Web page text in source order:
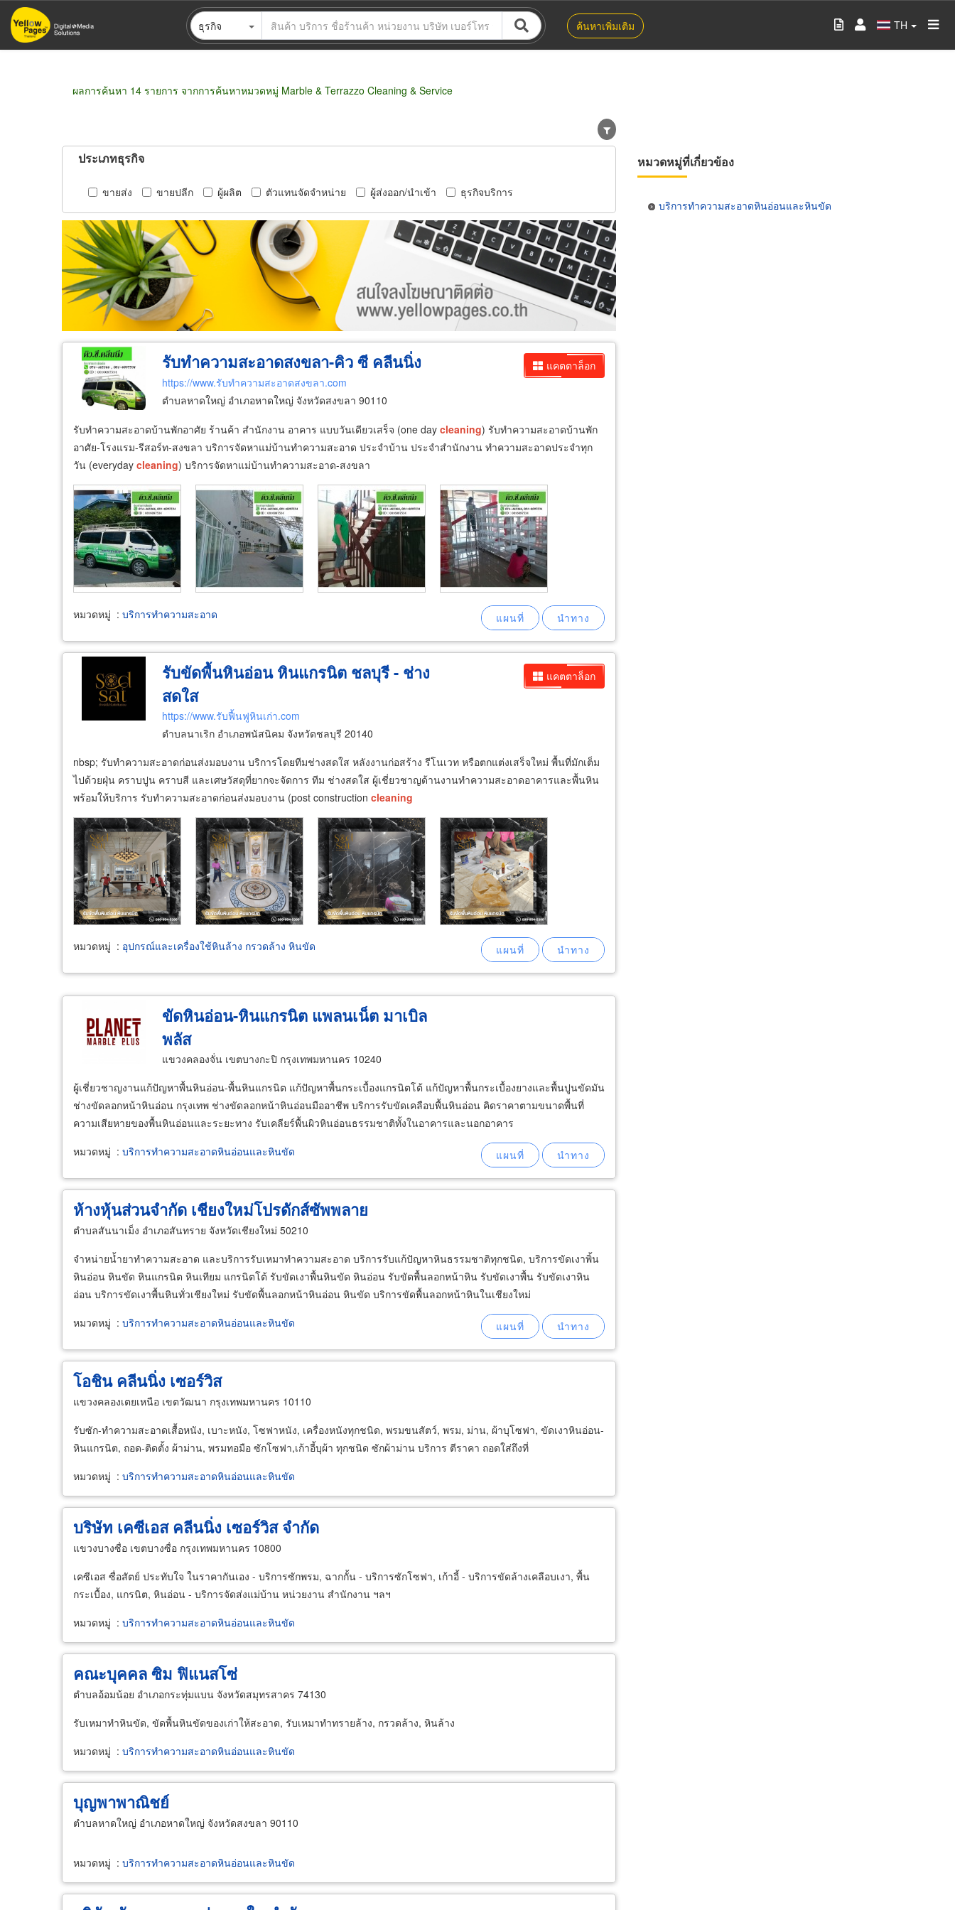
ข้าม
ไป
ธุรกิจ ค้นหาเพิ่มเติม TH
ผลการค้นหา 14 รายการ จากการค้นหาหมวดหมู่ Marble & Terrazzo Cleaning & Service
ประเภทธุรกิจ
ขายส่ง ขายปลีก ผู้ผลิต ตัวแทนจัดจำหน่าย ผู้ส่งออก/นำเข้า ธุรกิจบริการ
แคตตาล็อก
รับทำความสะอาดสงขลา-คิว ซี คลีนนิ่ง
https://www.รับทำความสะอาดสงขลา.com
ตำบลหาดใหญ่ อำเภอหาดใหญ่ จังหวัดสงขลา 90110
รับทำความสะอาดบ้านพักอาศัย ร้านค้า สำนักงาน อาคาร แบบวันเดียวเสร็จ (one day cleaning) รับทำความสะอาดบ้านพัก
อาศัย-โรงแรม-รีสอร์ท-สงขลา บริการจัดหาแม่บ้านทำความสะอาด ประจำบ้าน ประจำสำนักงาน ทำความสะอาดประจำทุก
วัน (everyday cleaning) บริการจัดหาแม่บ้านทำความสะอาด-สงขลา
หมวดหมู่ : บริการทำความสะอาด
แคตตาล็อก
รับขัดพื้นหินอ่อน หินแกรนิต ชลบุรี - ช่าง
สดใส
https://www.รับฟื้นฟูหินเก่า.com
ตำบลนาเริก อำเภอพนัสนิคม จังหวัดชลบุรี 20140
nbsp; รับทำความสะอาดก่อนส่งมอบงาน บริการโดยทีมช่างสดใส หลังงานก่อสร้าง รีโนเวท หรือตกแต่งเสร็จใหม่ พื้นที่มักเต็ม
ไปด้วยฝุ่น คราบปูน คราบสี และเศษวัสดุที่ยากจะจัดการ ทีม ช่างสดใส ผู้เชี่ยวชาญด้านงานทำความสะอาดอาคารและพื้นหิน
พร้อมให้บริการ รับทำความสะอาดก่อนส่งมอบงาน (post construction cleaning
หมวดหมู่ : อุปกรณ์และเครื่องใช้หินล้าง กรวดล้าง หินขัด
ขัดหินอ่อน-หินแกรนิต แพลนเน็ต มาเบิล
พลัส
แขวงคลองจั่น เขตบางกะปิ กรุงเทพมหานคร 10240
ผู้เชี่ยวชาญงานแก้ปัญหาพื้นหินอ่อน-พื้นหินแกรนิต แก้ปัญหาพื้นกระเบื้องแกรนิตโต้ แก้ปัญหาพื้นกระเบื้องยางและพื้นปูนขัดมัน
ช่างขัดลอกหน้าหินอ่อน กรุงเทพ ช่างขัดลอกหน้าหินอ่อนมืออาชีพ บริการรับขัดเคลือบพื้นหินอ่อน คิดราคาตามขนาดพื้นที่
ความเสียหายของพื้นหินอ่อนและระยะทาง รับเคลียร์พื้นผิวหินอ่อนธรรมชาติทั้งในอาคารและนอกอาคาร
หมวดหมู่ : บริการทำความสะอาดหินอ่อนและหินขัด
ห้างหุ้นส่วนจำกัด เชียงใหม่โปรดักส์ซัพพลาย
ตำบลสันนาเม็ง อำเภอสันทราย จังหวัดเชียงใหม่ 50210
จำหน่ายน้ำยาทำความสะอาด และบริการรับเหมาทำความสะอาด บริการรับแก้ปัญหาหินธรรมชาติทุกชนิด, บริการขัดเงาพิ้น
หินอ่อน หินขัด หินแกรนิต หินเทียม แกรนิตโต้ รับขัดเงาพื้นหินขัด หินอ่อน รับขัดพื้นลอกหน้าหิน รับขัดเงาพื้น รับขัดเงาหิน
อ่อน บริการขัดเงาพื้นหินทั่วเชียงใหม่ รับขัดพื้นลอกหน้าหินอ่อน หินขัด บริการขัดพื้นลอกหน้าหินในเชียงใหม่
หมวดหมู่ : บริการทำความสะอาดหินอ่อนและหินขัด
โอชิน คลีนนิ่ง เซอร์วิส
แขวงคลองเตยเหนือ เขตวัฒนา กรุงเทพมหานคร 10110
รับซัก-ทำความสะอาดเสื้อหนัง, เบาะหนัง, โซฟาหนัง, เครื่องหนังทุกชนิด, พรมขนสัตว์, พรม, ม่าน, ผ้าบุโซฟา, ขัดเงาหินอ่อน-
หินแกรนิต, ถอด-ติดตั้ง ผ้าม่าน, พรมทอมือ ซักโซฟา,เก้าอี้บุผ้า ทุกชนิด ซักผ้าม่าน บริการ ตีราคา ถอดใส่ถึงที่
หมวดหมู่ : บริการทำความสะอาดหินอ่อนและหินขัด
บริษัท เคซีเอส คลีนนิ่ง เซอร์วิส จำกัด
แขวงบางซื่อ เขตบางซื่อ กรุงเทพมหานคร 10800
เคซีเอส ซื่อสัตย์ ประทับใจ ในราคากันเอง - บริการซักพรม, ฉากกั้น - บริการซักโซฟา, เก้าอี้ - บริการขัดล้างเคลือบเงา, พื้น
กระเบื้อง, แกรนิต, หินอ่อน - บริการจัดส่งแม่บ้าน หน่วยงาน สำนักงาน ฯลฯ
หมวดหมู่ : บริการทำความสะอาดหินอ่อนและหินขัด
คณะบุคคล ซิม ฟิแนสโซ่
ตำบลอ้อมน้อย อำเภอกระทุ่มแบน จังหวัดสมุทรสาคร 74130
รับเหมาทำหินขัด, ขัดพื้นหินขัดของเก่าให้สะอาด, รับเหมาทำทรายล้าง, กรวดล้าง, หินล้าง
หมวดหมู่ : บริการทำความสะอาดหินอ่อนและหินขัด
บุญพาพาณิชย์
ตำบลหาดใหญ่ อำเภอหาดใหญ่ จังหวัดสงขลา 90110
หมวดหมู่ : บริการทำความสะอาดหินอ่อนและหินขัด
หมวดหมู่ที่เกี่ยวข้อง
บริการทำความสะอาดหินอ่อนและหินขัด